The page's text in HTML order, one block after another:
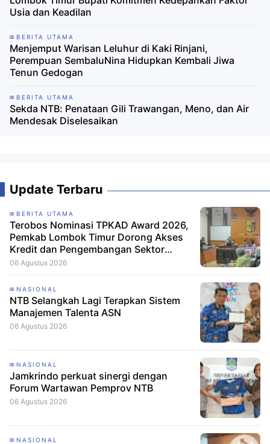
Usia dan Keadilan
BERITA UTAMA
Menjemput Warisan Leluhur di Kaki Rinjani,
Perempuan SembaluNina Hidupkan Kembali Jiwa
Tenun Gedogan
BERITA UTAMA
Sekda NTB: Penataan Gili Trawangan, Meno, dan Air
Mendesak Diselesaikan
Update Terbaru
BERITA UTAMA
Terobos Nominasi TPKAD Award 2026,
Pemkab Lombok Timur Dorong Akses
Kredit dan Pengembangan Sektor
Porang
06 Agustus 2026
NASIONAL
NTB Selangkah Lagi Terapkan Sistem
Manajemen Talenta ASN
06 Agustus 2026
NASIONAL
Jamkrindo perkuat sinergi dengan
Forum Wartawan Pemprov NTB
06 Agustus 2026
NASIONAL